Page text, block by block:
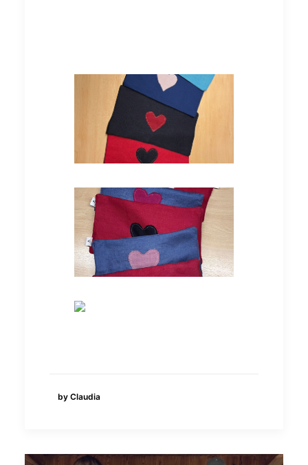
by Claudia